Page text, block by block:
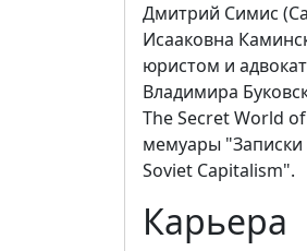
Дмитрий Симис
Исааковна
юристом и
Владимира
The Secret World
мемуары "Записки
Soviet Capitalism".
Карьера